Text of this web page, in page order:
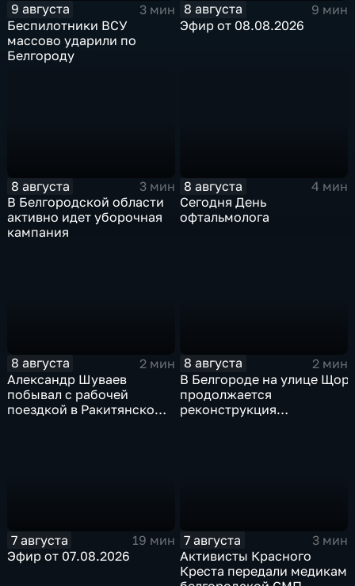
9 августа
3 мин
Беспилотники ВСУ
массово ударили по
Белгороду
8 августа
9 мин
Эфир от 08.08.2026
8 августа
3 мин
В Белгородской области
активно идет уборочная
кампания
8 августа
4 мин
Сегодня День
офтальмолога
8 августа
2 мин
Александр Шуваев
побывал с рабочей
поездкой в Ракитянском
8 августа
2 мин
В Белгороде на улице
продолжается
реконструкция
7 августа
19 мин
Эфир от 07.08.2026
7 августа
3 мин
Активисты Красного
Креста передали медикам